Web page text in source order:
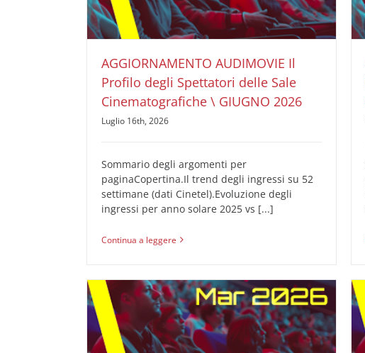
AUDIMOVIE Ricerche Pubblicità Cinema Il Profilo
degli Spettatori delle Sale Cinematografiche
AGGIORNAMENTO AUDIMOVIE Il
Profilo degli Spettatori delle Sale
Cinematografiche \ GIUGNO 2026
Luglio 16th, 2026
Sommario degli argomenti per
paginaCopertina.Il trend degli ingressi su 52
settimane (dati Cinetel).Evoluzione degli
ingressi per anno solare 2025 vs [...]
Continua a leggere
AGGIORNAMENTO AUDIMOVIE Il Profilo degli
Spettatori delle Sale Cinematografiche \ MARZO